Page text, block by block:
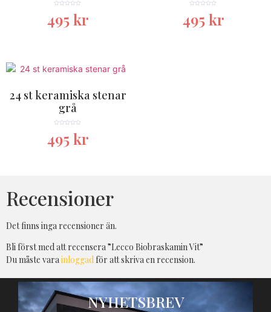
495kr 495kr
24 st keramiska stenar
grå
495kr
Recensioner
Det finns inga recensioner än.
Bli först med att recensera ”Lecco Biobraskamin Vit”
Du måste varainloggad för att skriva en recension.
NYHETSBREV